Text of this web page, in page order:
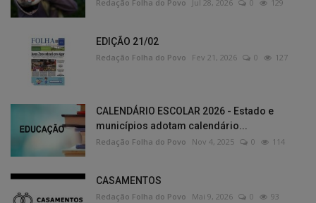
Redação Folha do Povo Jul 28, 2026 0 129
EDIÇÃO 21/02
Redação Folha do Povo Fev 21, 2026 0 127
CALENDÁRIO ESCOLAR 2026 - Estado e
municípios adotam calendário...
Redação Folha do Povo Nov 4, 2025 0 114
CASAMENTOS
Redação Folha do Povo Mai 9, 2026 0 93